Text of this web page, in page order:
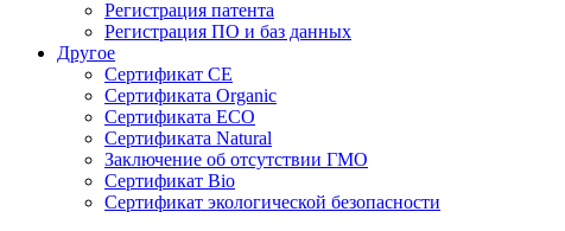
Регистрация патента
Регистрация ПО и баз данных
Другое
Сертификат СЕ
Сертификата Organic
Сертификата ECO
Сертификата Natural
Заключение об отсутствии ГМО
Сертификат Bio
Сертификат экологической безопасности